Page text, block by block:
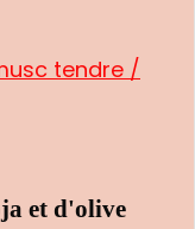
tendre /
et d'olive